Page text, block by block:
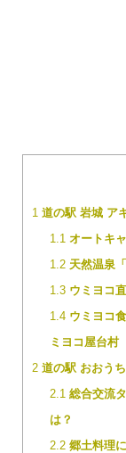
1 道の駅 岩城 ア
1.1 オートキ
1.2天然温泉「
1.3ウミヨコ
1.4ウミヨコ
ミヨコ屋台村
2道の駅 おおうち
2.1 総合交流
は？
2.2郷土料理に